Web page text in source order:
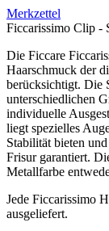
Merkzettel
Ficcarissimo Clip -
Die Ficcare
Haarschmuck der
berücksichtigt. Die
unterschiedlichen
individuelle
liegt spezielles
Stabilität bieten
Frisur garantiert.
Metallfarbe
Jede Ficcarissimo
ausgeliefert.